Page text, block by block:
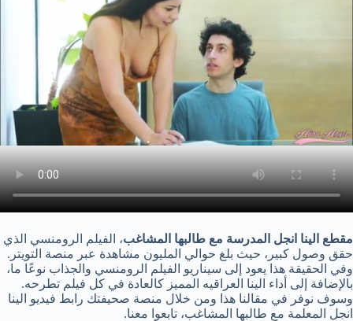
مقطع الينا انجل المدرسة مع طالبها المشاغب، الفيلم الرومنسي الذي
حقق وصول كبير، حيث بلغ حوالي المليون مشاهدة عبر منصة التويتر.
وفي الحقيقة هذا يعود إلى سيناريو الفيلم الرومنسي والجذاب نوعًا ما،
بالإضافة إلى أداء الينا العراقيه المميز كالعادة في كل فيلم تطرحه.
وسوف نوفر في مقالنا هذا ومن خلال منصة صحيفتك رابط فيديو الينا
انجل المعلمة مع طالبها المشاغب، تابعوا معنا.